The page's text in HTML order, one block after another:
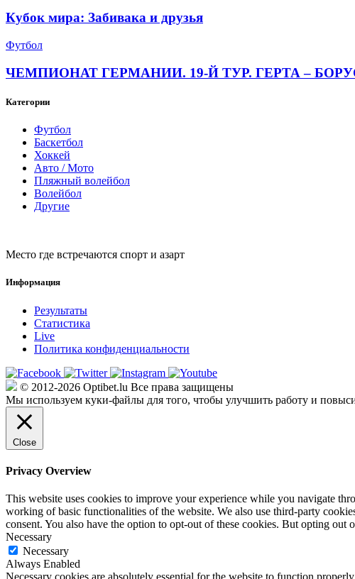
Кубок мира: Забивака и друзья
Футбол
ЧЕМПИОНАТ ГЕРМАНИИ. 19-Й ТУР. ГЕРТА –
Категории
Футбол
Баскетбол
Хоккей
Авто / Мото
Пляжный волейбол
Волейбол
Другие
Место где встречаются спорт и азарт
Информация
Результаты
Статистика
Live
Политика конфиденциальности
© 2012-2026 Optibet.lu Все права защищены
Мы используем куки-файлы для того, чтобы улучшить работу и
Close
Privacy Overview
This website uses cookies to improve your experience while you navigate
working of basic functionalities of the website. We also use third-party
consent. You also have the option to opt-out of these cookies. But opting
Necessary
Necessary
Always Enabled
Necessary cookies are absolutely essential for the website to function